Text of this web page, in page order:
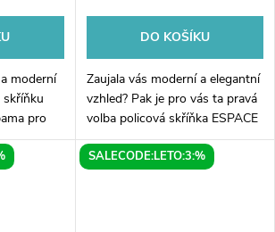
moderní
pro
DO KOŠÍKU
Zaujala vás moderní a elegantní
vzhled? Pak je pro vás ta pravá
volba policová skříňka ESPACE
o rozměrech 35x35x22cm v
nádherném odstínu dubu
SALECODE:LETO:3:%